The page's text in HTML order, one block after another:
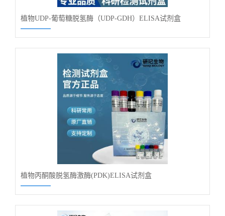
植物UDP-葡萄糖脱氢酶（UDP-GDH）ELISA试剂盒
植物丙酮酸脱氢酶激酶(PDK)ELISA试剂盒